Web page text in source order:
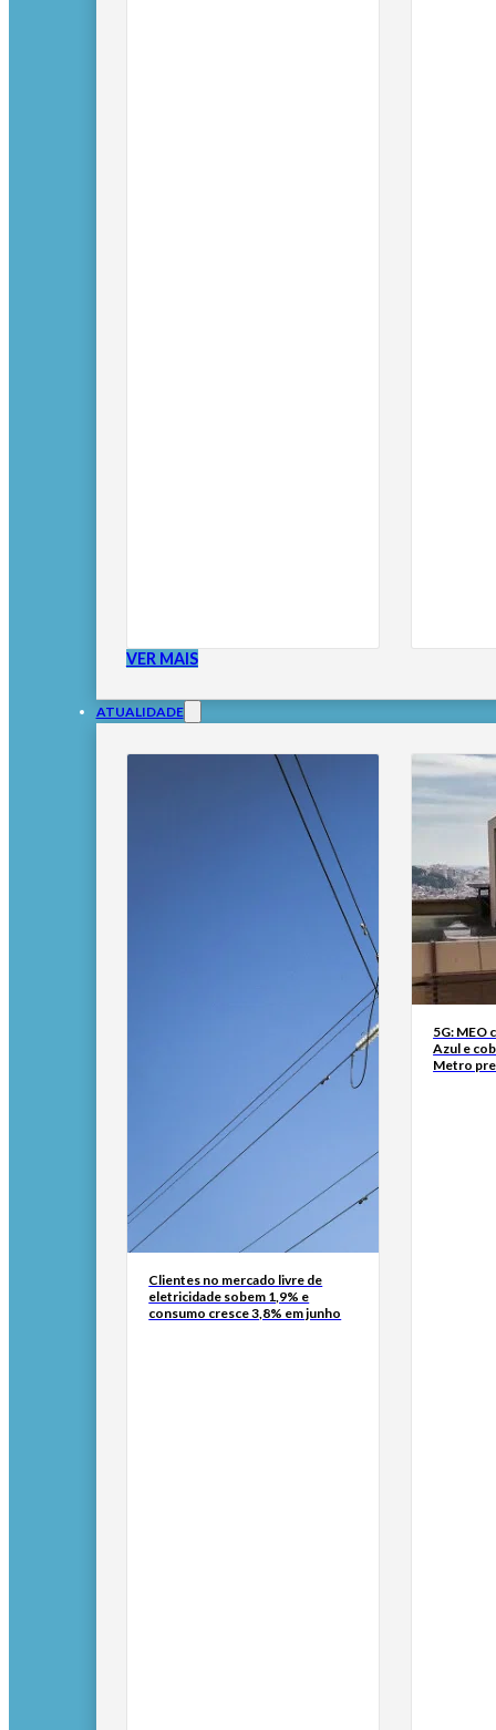
VER MAIS
ATUALIDADE
Clientes no mercado livre de
eletricidade sobem 1,9% e
consumo cresce 3,8% em junho
5G: MEO
Azul e
Metro